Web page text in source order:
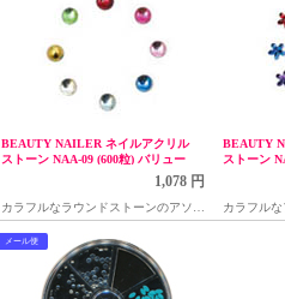
BEAUTY NAILER ネイルアクリル
ストーン NAA-09 (600粒) バリュー
1,078 円
カラフルなラウンドストーンのアソー
ト(ケース入)
BEAUTY
ストーン
カラフルな
ート(ケー
メール便